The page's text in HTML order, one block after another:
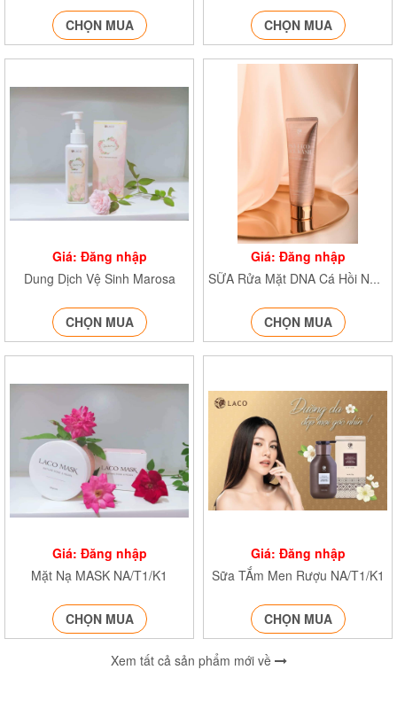
CHỌN MUA CHỌN MUA
Giá: Đăng nhập
Dung Dịch Vệ Sinh Marosa
CHỌN MUA
Giá: Đăng nhập
SỮA Rửa Mặt DNA Cá Hồi NA/T2/PB/K4
CHỌN MUA
Giá: Đăng nhập
Mặt Nạ MASK NA/T1/K1
CHỌN MUA
Giá: Đăng nhập
Sữa TẮm Men Rượu NA/T1/K1
CHỌN MUA
Xem tất cả sản phẩm mới về